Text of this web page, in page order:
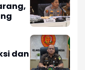
dan